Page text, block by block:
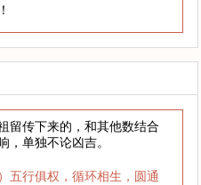
留传下来的，和其他数结合
，单独不论凶吉。
五行俱权，循环相生，圆通